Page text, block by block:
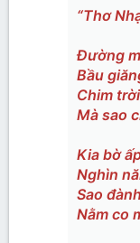
“Thơ
Đường
Bầu
Chim
Mà sao
Kia bờ
Nghìn
Sao
Nằm co